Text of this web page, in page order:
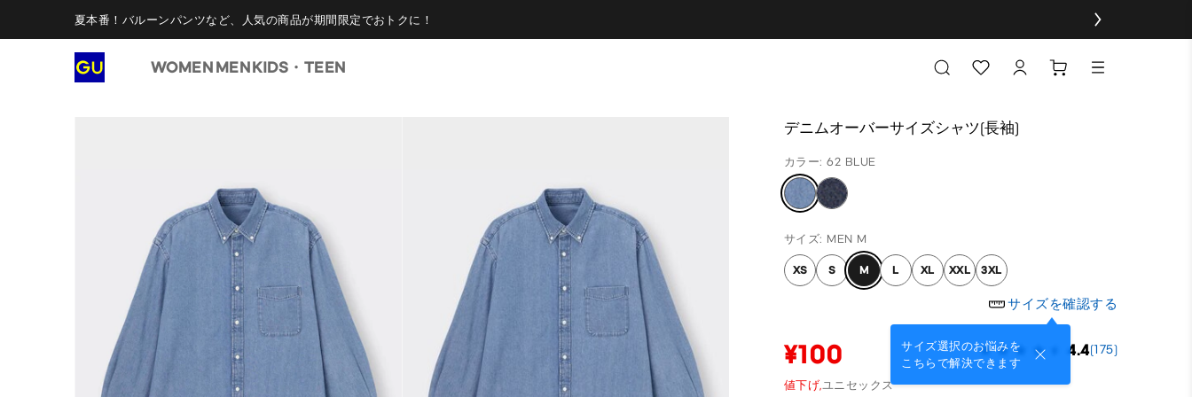
夏本番！バルーンパンツなど、人気の商品が期間限定でおトクに！
WOMEN MENKIDS・TEEN
デニムオーバーサイズシャツ(長袖)
カラー: 62 BLUE
サイズ: MEN M
XS S M L XL XXL 3XL
サイズを確認する
サイズ選択のお悩みを
こちらで解決できます
¥100 4.4(175)
値下げ,ユニセックス